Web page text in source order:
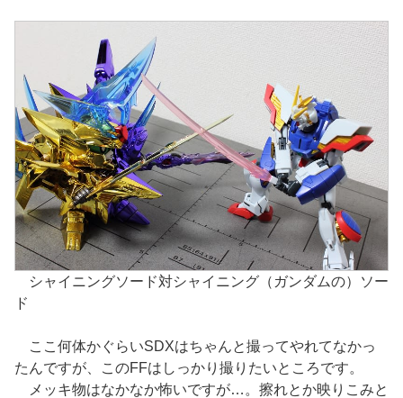
シャイニングソード対シャイニング（ガンダムの）ソー
ド
ここ何体かぐらいSDXはちゃんと撮ってやれてなかっ
たんですが、このFFはしっかり撮りたいところです。
メッキ物はなかなか怖いですが…。擦れとか映りこみと